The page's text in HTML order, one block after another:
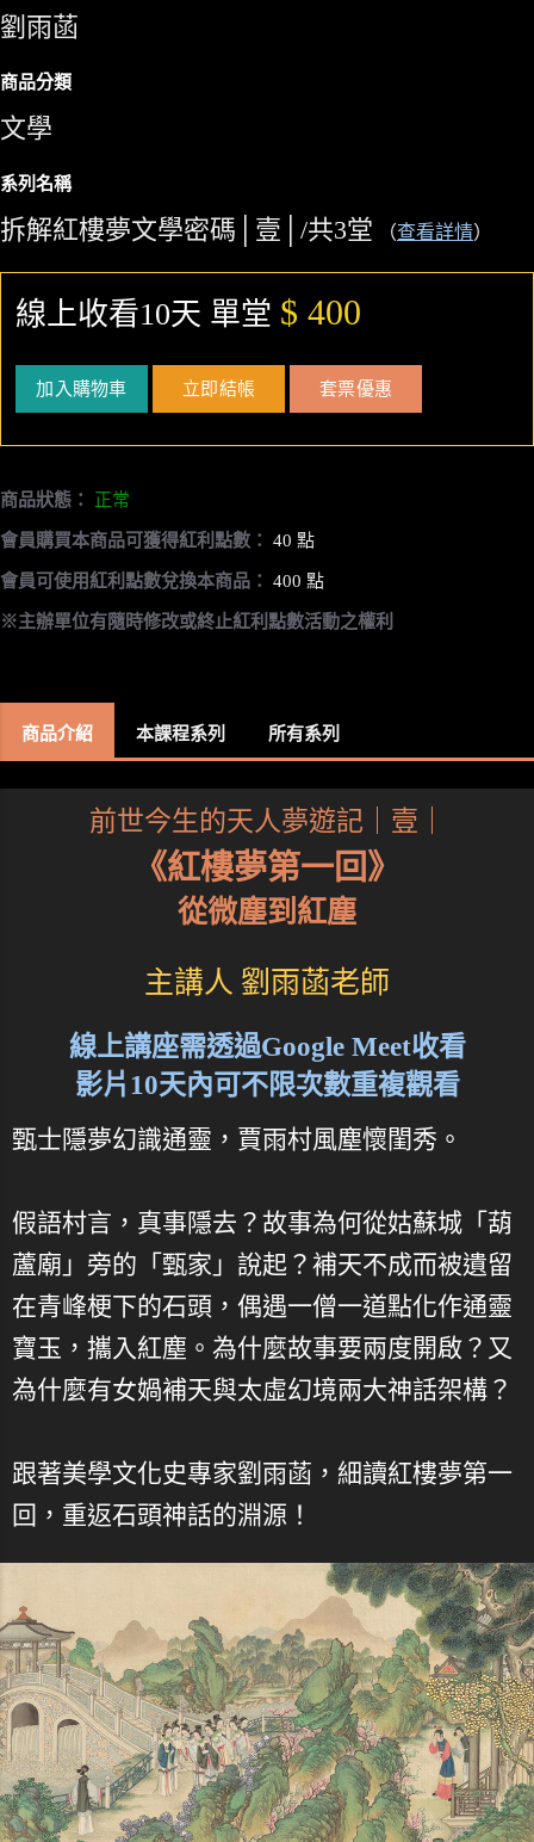
劉雨菡
商品分類
文學
系列名稱
拆解紅樓夢文學密碼│壹│/共3堂 （查看詳情）
線上收看10天 單堂 $ 400
加入購物車 立即結帳 套票優惠
商品狀態： 正常
會員購買本商品可獲得紅利點數： 40 點
會員可使用紅利點數兌換本商品： 400 點
※主辦單位有隨時修改或終止紅利點數活動之權利
商品介紹 本課程系列 所有系列
前世今生的天人夢遊記｜壹｜
《紅樓夢第一回》
從微塵到紅塵
主講人 劉雨菡老師
線上講座需透過Google Meet收看
影片10天內可不限次數重複觀看
甄士隱夢幻識通靈，賈雨村風塵懷閨秀。
假語村言，真事隱去？故事為何從姑蘇城「葫
蘆廟」旁的「甄家」說起？補天不成而被遺留
在青峰梗下的石頭，偶遇一僧一道點化作通靈
寶玉，攜入紅塵。為什麼故事要兩度開啟？又
為什麼有女媧補天與太虛幻境兩大神話架構？
跟著美學文化史專家劉雨菡，細讀紅樓夢第一
回，重返石頭神話的淵源！